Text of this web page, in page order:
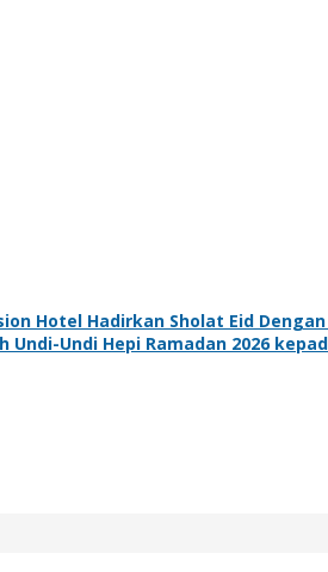
Hotel Hadirkan Sholat Eid
Undi-Undi Hepi Ramadan 2026